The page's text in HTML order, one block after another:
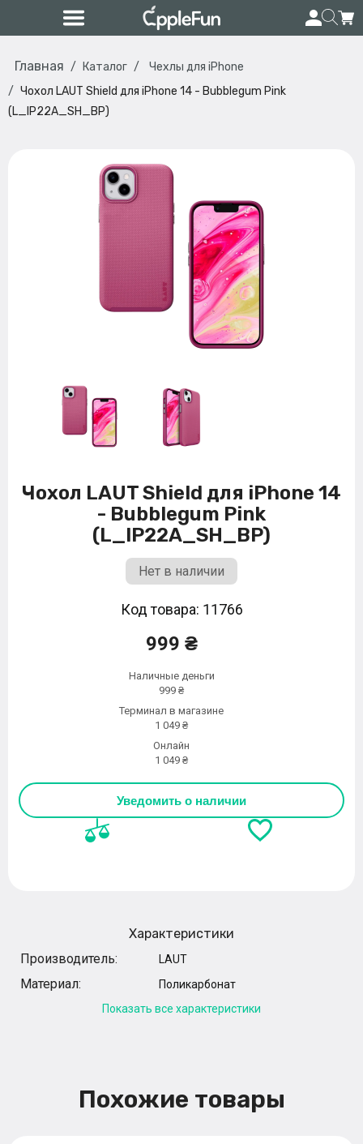
Главная Каталог
Чехлы для iPhone
Чохол LAUT Shield для iPhone 14 - Bubblegum Pink
(L_IP22A_SH_BP)
Чохол LAUT Shield для iPhone 14
- Bubblegum Pink
(L_IP22A_SH_BP)
Нет в наличии
Код товара: 11766
999 ₴
Наличные деньги
999 ₴
Терминал в магазине
1 049 ₴
Онлайн
1 049 ₴
Уведомить о наличии
Характеристики
Производитель:
LAUT
Материал:
Поликарбонат
Показать все характеристики
Похожие товары